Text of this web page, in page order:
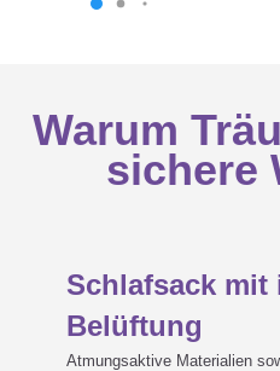
Warum
sichere
Schlafsack mit
Belüftung
Atmungsaktive Materialien